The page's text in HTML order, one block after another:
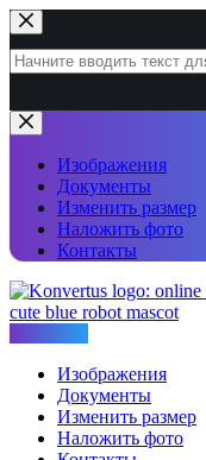
Перейти
к
сути
Ничего
не
найденоИзображения
Документы
Изменить размер
Наложить фото
Контакты
Изображения
Документы
Изменить размер
Наложить фото